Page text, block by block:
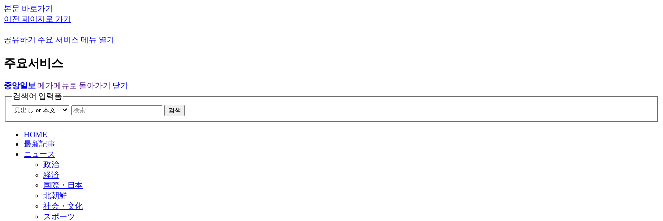
본문 바로가기
이전 페이지로 가기
공유하기 주요 서비스 메뉴 열기
주요서비스
중앙일보 메가메뉴로 돌아가기
닫기
검색어 입력폼
검색
HOME
最新記事
ニュース
政治
経済
国際・日本
北朝鮮
社会・文化
スポーツ